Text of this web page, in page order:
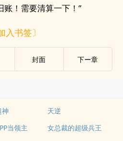
账！需要清算一下！”
入书签〕
封面 下ー章
神
天逆
当领主 女总裁的超级兵王